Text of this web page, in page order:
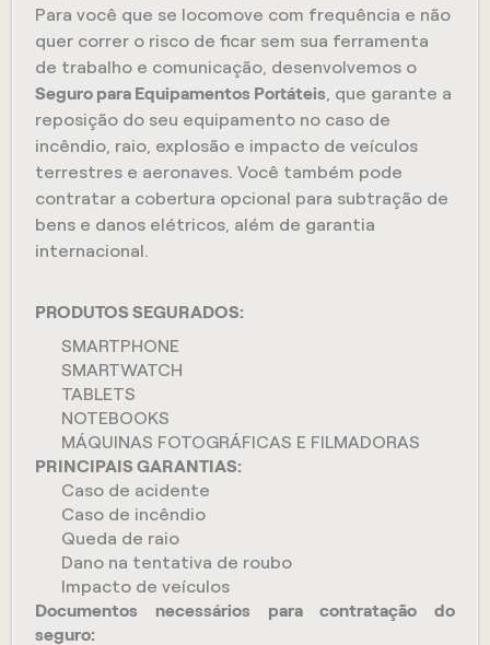
Para você que se locomove com frequência e não
quer correr o risco de ficar sem sua ferramenta
de trabalho e comunicação, desenvolvemos o
Seguro para Equipamentos Portáteis , que garante a
reposição do seu equipamento no caso de
incêndio, raio, explosão e impacto de veículos
terrestres e aeronaves. Você também pode
contratar a cobertura opcional para subtração de
bens e danos elétricos, além de garantia
internacional.
PRODUTOS SEGURADOS:
SMARTPHONE
SMARTWATCH
TABLETS
NOTEBOOKS
MÁQUINAS FOTOGRÁFICAS E FILMADORAS
PRINCIPAIS GARANTIAS:
Caso de acidente
Caso de incêndio
Queda de raio
Dano na tentativa de roubo
Impacto de veículos
Documentos necessários para contratação do
seguro: